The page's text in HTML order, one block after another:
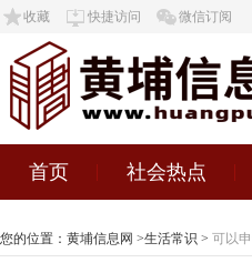
收藏 快捷访问 微信订阅
首页 社会热点
您的位置： 黄埔信息网 >生活常识 > 可以